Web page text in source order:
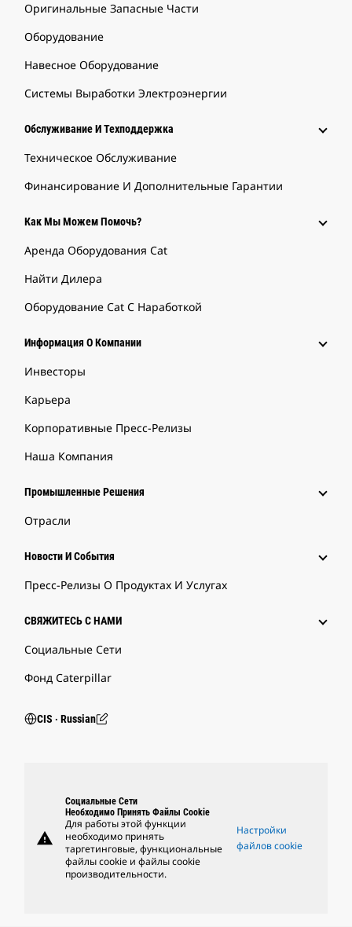
Оригинальные Запасные Части
Оборудование
Навесное Оборудование
Системы Выработки Электроэнергии
Обслуживание И Техподдержка
Техническое Обслуживание
Финансирование И Дополнительные Гарантии
Как Мы Можем Помочь?
Аренда Оборудования Cat
Найти Дилера
Оборудование Cat С Наработкой
Информация О Компании
Инвесторы
Карьера
Корпоративные Пресс-Релизы
Наша Компания
Промышленные Решения
Отрасли
Новости И События
Пресс-Релизы О Продуктах И Услугах
СВЯЖИТЕСЬ С НАМИ
Социальные Сети
Фонд Caterpillar
CIS ‧ Russian
warning
Социальные Сети
Необходимо Принять Файлы Cookie
Для работы этой функции
необходимо принять
таргетинговые, функциональные
файлы cookie и файлы cookie
производительности.
Настройки
файлов cookie